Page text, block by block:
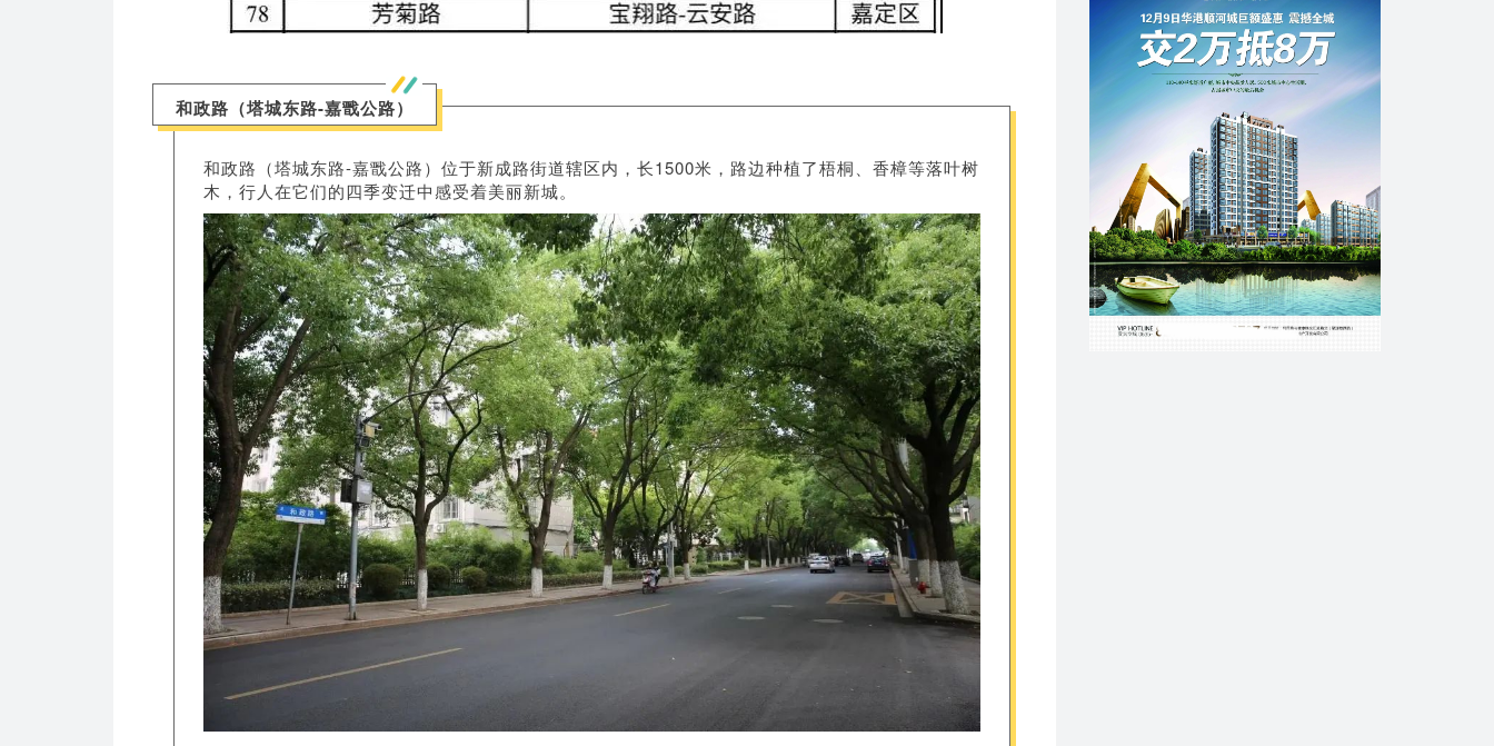
和政路（塔城东路-嘉戬公路）
和政路（塔城东路-嘉戬公路）位于新成路街道辖区内，长1500米，路边种植了梧桐、香樟等落叶树
木，行人在它们的四季变迁中感受着美丽新城。